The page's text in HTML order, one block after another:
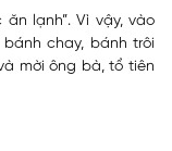
ăn lạnh”. Vì vậy, vào
chay, bánh trôi
mời ông bà, tổ tiên